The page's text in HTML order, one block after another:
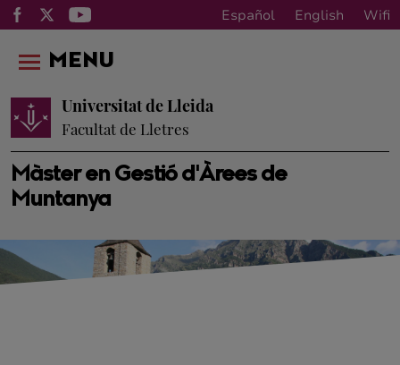
Español English Wifi
Màster en Gestió d'Àrees de
Muntanya
Universitat de Lleida
Facultat de Lletres
MENU